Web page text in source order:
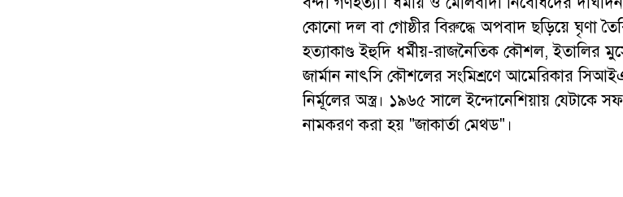
কোনো দল বা গোষ্ঠীর বিরুদ্ধে অপবাদ ছড়িয়ে ঘৃণা
হত্যাকাণ্ড ইহুদি ধর্মীয়-রাজনৈতিক কৌশল, ইতালির
জার্মান নাৎসি কৌশলের সংমিশ্রণে আমেরিকার
নির্মূলের অস্ত্র। ১৯৬৫ সালে ইন্দোনেশিয়ায় যেটাকে
নামকরণ করা হয় "জাকার্তা মেথড"।